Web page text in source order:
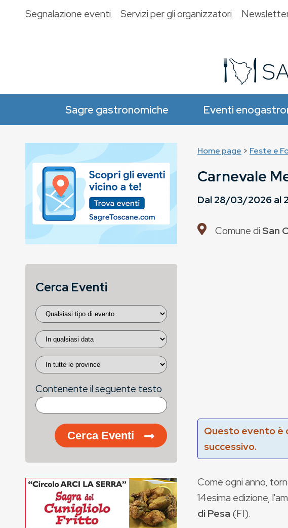
Sagre gastronomiche Eventi
Segnalazione eventi Servizi per gli organizzatori
Home page > Feste e
Carnevale
Dal28/03/2026al
Comune diSan
Questo evento è
successivo.
Come ogni anno,
14esima edizione,
di Pesa (FI).
Cerca Eventi
Contenente il seguente testo
Cerca Eventi